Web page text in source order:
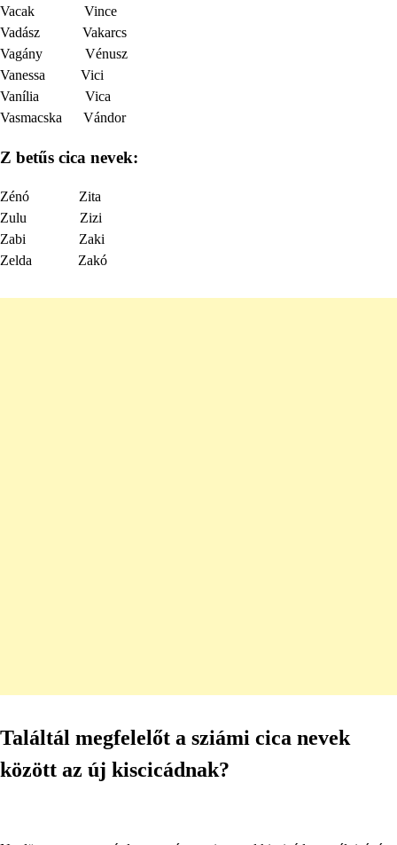
Vacak Vince
Vadász Vakarcs
Vagány Vénusz
Vanessa Vici
Vanília Vica
Vasmacska Vándor
Z betűs cica nevek:
Zénó Zita
Zulu Zizi
Zabi Zaki
Zelda Zakó
Találtál megfelelőt a sziámi cica nevek
között az új kiscicádnak?